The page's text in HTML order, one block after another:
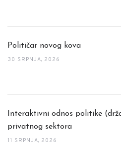
Političar novog kova
30 SRPNJA, 2026
Interaktivni odnos politike
privatnog sektora
11 SRPNJA, 2026